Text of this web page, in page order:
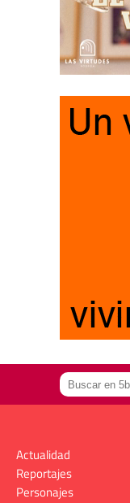
Actualidad
Reportajes
Personajes